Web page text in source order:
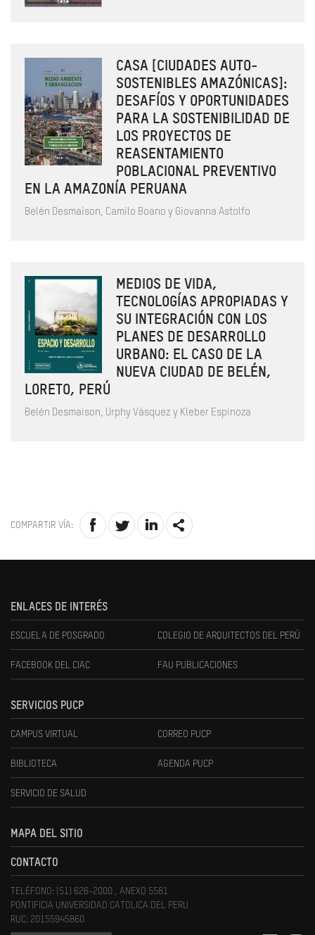
CASA [CIUDADES AUTO-
SOSTENIBLES AMAZÓNICAS]:
DESAFÍOS Y OPORTUNIDADES
PARA LA SOSTENIBILIDAD DE
LOS PROYECTOS DE
REASENTAMIENTO
POBLACIONAL PREVENTIVO
EN LA AMAZONÍA PERUANA
Belén Desmaison, Camilo Boano y Giovanna Astolfo
MEDIOS DE VIDA,
TECNOLOGÍAS APROPIADAS Y
SU INTEGRACIÓN CON LOS
PLANES DE DESARROLLO
URBANO: EL CASO DE LA
NUEVA CIUDAD DE BELÉN,
LORETO, PERÚ
Belén Desmaison, Urphy Vásquez y Kleber Espinoza
COMPARTIR VÍA:
ENLACES DE INTERÉS
ESCUELA DE POSGRADO COLEGIO DE ARQUITECTOS DEL PERÚ
FACEBOOK DEL CIAC FAU PUBLICACIONES
SERVICIOS PUCP
CAMPUS VIRTUAL CORREO PUCP
BIBLIOTECA AGENDA PUCP
SERVICIO DE SALUD
MAPA DEL SITIO
CONTACTO
TELÉFONO: (51) 626-2000 , ANEXO 5581
PONTIFICIA UNIVERSIDAD CATOLICA DEL PERU
RUC: 20155945860